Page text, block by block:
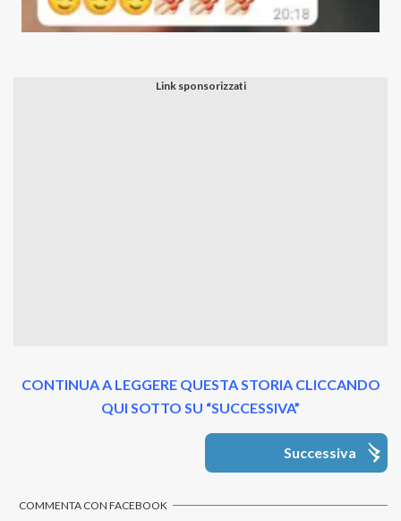
CONTINUA A LEGGERE QUESTA STORIA CLICCANDO
QUI SOTTO SU “SUCCESSIVA”
Successiva
COMMENTA CON FACEBOOK